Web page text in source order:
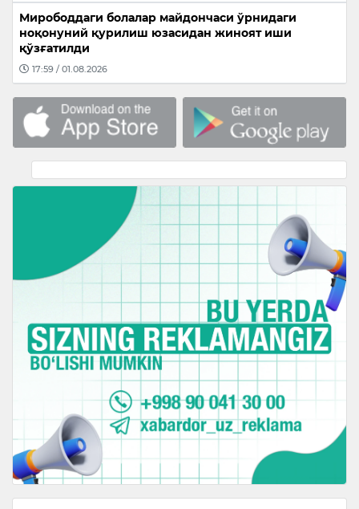
Мирободдаги болалар майдончаси ўрнидаги
ноқонуний қурилиш юзасидан жиноят иши
қўзғатилди
17:59 / 01.08.2026